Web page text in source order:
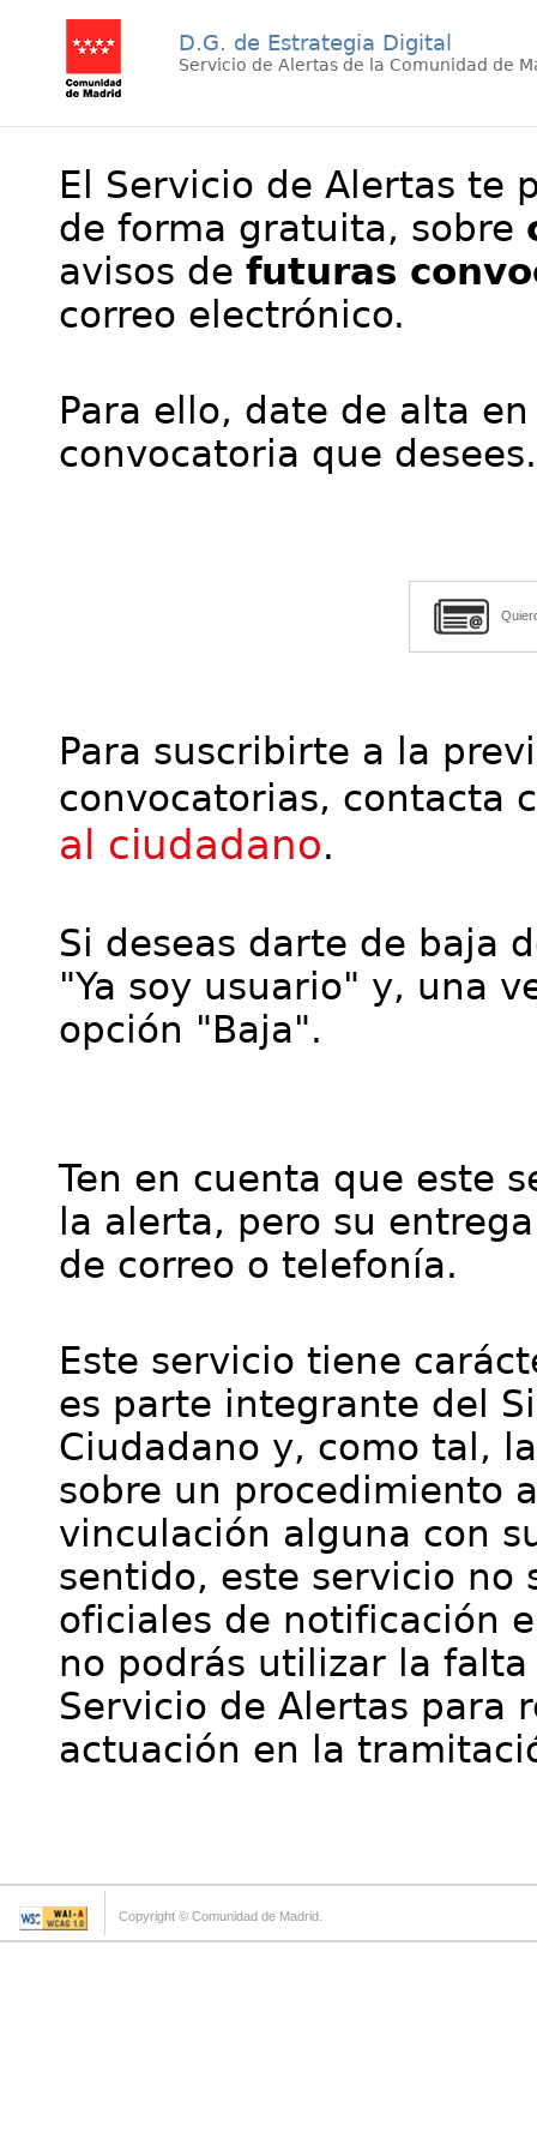
D.G. de Estrategia Digital
Servicio de Alertas de la Comunidad de
El Servicio de Alertas te
de forma gratuita, sobre
avisos de futuras
correo electrónico.
Para ello, date de alta
convocatoria que desees.
Para suscribirte a la
convocatorias, contacta
al ciudadano.
Si deseas darte de baja
"Ya soy usuario" y, una
opción "Baja".
Ten en cuenta que este
la alerta, pero su
de correo o telefonía.
Este servicio tiene
es parte integrante del
Ciudadano y, como tal,
sobre un procedimiento
vinculación alguna con
sentido, este servicio no
oficiales de notificación
no podrás utilizar la
Servicio de Alertas para
actuación en la
Copyright © Comunidad de Madrid.